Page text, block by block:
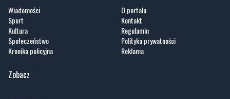
Kronika policyjna
Reklama
Zobacz
Nasze HotSpoty